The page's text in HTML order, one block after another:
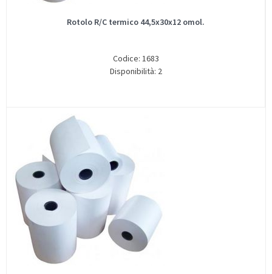
Rotolo R/C termico 44,5x30x12 omol.
Codice: 1683
Disponibilità: 2